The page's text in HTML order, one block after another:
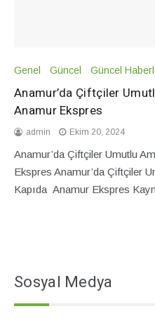
Genel Güncel Güncel
Anamur’da Çiftçiler
Anamur Ekspres
admin Ekim 20, 2024
Anamur’da Çiftçiler Umutlu
Ekspres Anamur’da Çiftçiler
Kapıda Anamur Ekspres
Sosyal Medya